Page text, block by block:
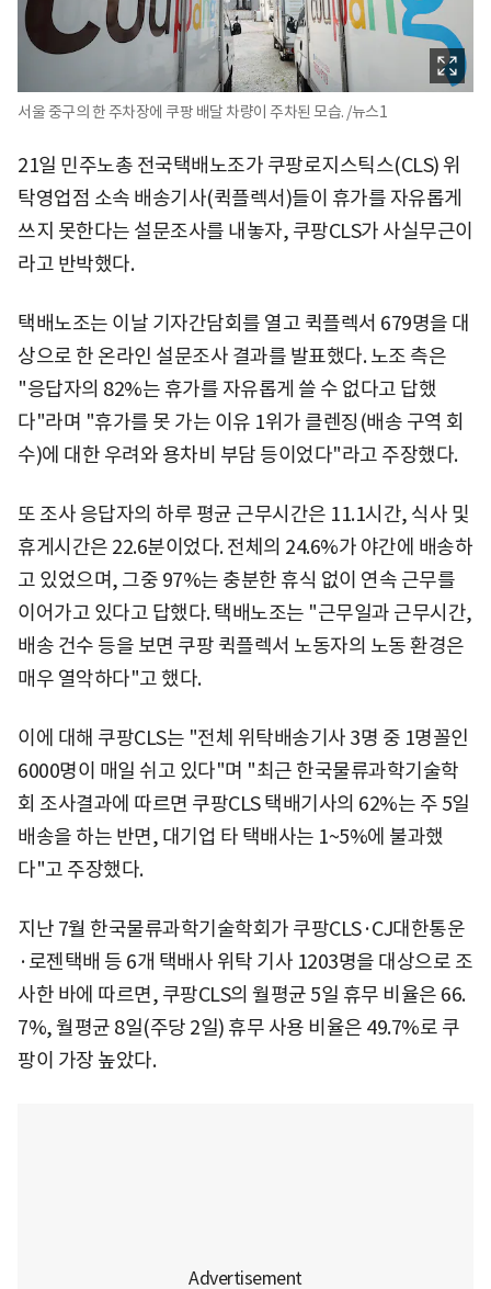
서울 중구의 한 주차장에 쿠팡 배달 차량이 주차된 모습. /뉴스1
21일 민주노총 전국택배노조가 쿠팡로지스틱스(CLS) 위
탁영업점 소속 배송기사(퀵플렉서)들이 휴가를 자유롭게
쓰지 못한다는 설문조사를 내놓자, 쿠팡CLS가 사실무근이
라고 반박했다.
택배노조는 이날 기자간담회를 열고 퀵플렉서 679명을 대
상으로 한 온라인 설문조사 결과를 발표했다. 노조 측은
"응답자의 82%는 휴가를 자유롭게 쓸 수 없다고 답했
다"라며 "휴가를 못 가는 이유 1위가 클렌징(배송 구역 회
수)에 대한 우려와 용차비 부담 등이었다"라고 주장했다.
또 조사 응답자의 하루 평균 근무시간은 11.1시간, 식사 및
휴게시간은 22.6분이었다. 전체의 24.6%가 야간에 배송하
고 있었으며, 그중 97%는 충분한 휴식 없이 연속 근무를
이어가고 있다고 답했다. 택배노조는 "근무일과 근무시간,
배송 건수 등을 보면 쿠팡 퀵플렉서 노동자의 노동 환경은
매우 열악하다"고 했다.
이에 대해 쿠팡CLS는 "전체 위탁배송기사 3명 중 1명꼴인
6000명이 매일 쉬고 있다"며 "최근 한국물류과학기술학
회 조사결과에 따르면 쿠팡CLS 택배기사의 62%는 주 5일
배송을 하는 반면, 대기업 타 택배사는 1~5%에 불과했
다"고 주장했다.
지난 7월 한국물류과학기술학회가 쿠팡CLS·CJ대한통운
·로젠택배 등 6개 택배사 위탁 기사 1203명을 대상으로 조
사한 바에 따르면, 쿠팡CLS의 월평균 5일 휴무 비율은 66.
7%, 월평균 8일(주당 2일) 휴무 사용 비율은 49.7%로 쿠
팡이 가장 높았다.